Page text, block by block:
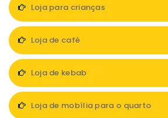
Loja para crianças
Loja de café
Loja de kebab
Loja de mobília para o quarto